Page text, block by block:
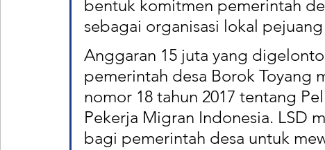
bentuk komitmen pemerintah
sebagai organisasi lokal
Anggaran 15 juta yang
pemerintah desa Borok Toyang
nomor 18 tahun 2017 tentang
Pekerja Migran Indonesia. LSD
bagi pemerintah desa untuk